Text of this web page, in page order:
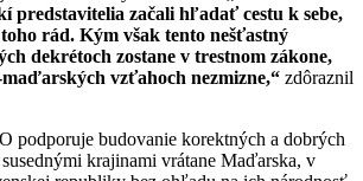
predstavitelia začali hľadať cestu k sebe,
rád. Kým však tento nešťastný
dekrétoch zostane v trestnom zákone,
vzťahoch nezmizne,“ zdôraznil
podporuje budovanie korektných a dobrých
krajinami vrátane Maďarska, v